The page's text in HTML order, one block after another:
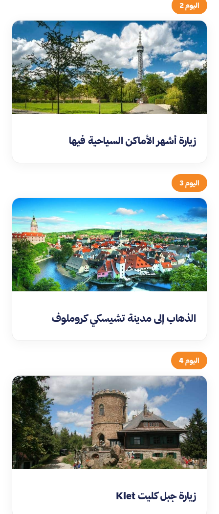
اليوم 2
زيارة أشهر الأماكن السياحية فيها
اليوم 3
الذهاب إلى مدينة تشيسكي كروملوف
اليوم 4
زيارة جبل كليت Klet